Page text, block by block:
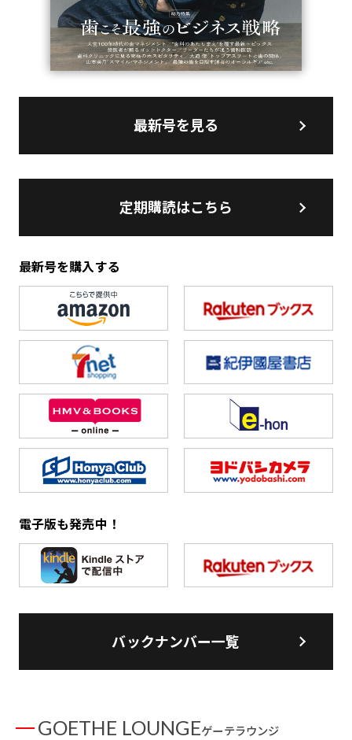
最新号を見る
定期購読はこちら
最新号を購入する
電子版も発売中！
バックナンバー一覧
GOETHE LOUNGEゲーテラウンジ